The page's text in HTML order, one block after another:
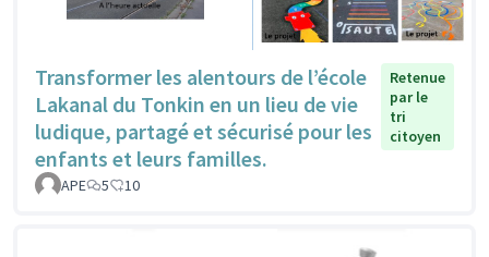
Transformer les alentours de l’école
Lakanal du Tonkin en un lieu de vie
ludique, partagé et sécurisé pour les
enfants et leurs familles.
Retenue
par le
tri
citoyen
APE 5 10